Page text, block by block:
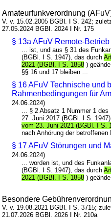
Amateurfunkverordnung
V. v. 15.02.2005 BGBl. I S. 242;
27.05.2024 BGBl. 2024 I Nr. 175
§ 13a AFuV Remote-Betrieb
... ist, und aus § 31 des
(BGBl. I S. 1947), das durch
2021 (BGBl. I S. 1858 )
§§ 16 und 17 bleiben ...
§ 16 AFuV Technische und
Rahmenbedingungen für
24.06.2024)
... § 2 Absatz 1 Nummer 1
27. Juni 2017 (BGBl. I S.
vom 23. Juni 2021 (BGBl. I S.
nach Anhörung der betroffenen
§ 17 AFuV Störungen und
24.06.2024)
... worden ist, und des
(BGBl. I S. 1947), das durch
2021 (BGBl. I S. 1858 )
Besondere
V. v. 19.08.2021 BGBl. I S. 3715;
21.07.2026 BGBl. 2026 I Nr. 210a